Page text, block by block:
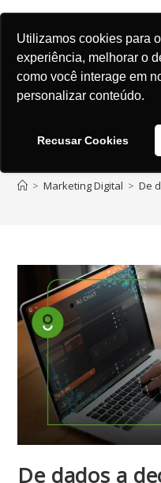
Utilizamos cookies para
experiência, melhorar o
como você interage em
personalizar conteúdo.
Recusar Cookies
> Marketing Digital > De
De dados a